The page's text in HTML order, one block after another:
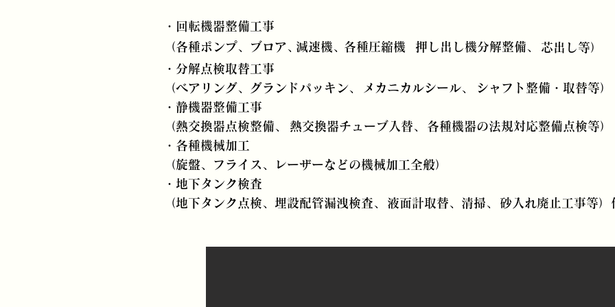
・回転機器整備工事
（各種ポンプ、ブロア、減速機、各種圧縮機 押し出し機分解整備、
​芯出し等）
・分解点検取替工事
（ベアリング、
グランドパッキン、 メカニカルシール、
シャフト整備・取替等）
・静機器整備工事
（熱交換器点検整備、
熱交換器チューブ入替、
各種機器の法規対応整備点検等）
・各種機械加工
（旋盤、フライス、
レーザーなどの機械加工全般）
・地下タンク検査
（地下タンク点検、 埋設配管漏洩検査、 ​液面計取替、清掃、 砂入れ廃止工事等）